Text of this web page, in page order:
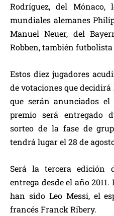
Rodríguez, del Mónaco,
mundiales alemanes
Manuel Neuer, del
Robben, también
Estos diez jugadores
de votaciones que
que serán anunciados
premio será entregado
sorteo de la fase de
tendrá lugar el 28 de
Será la tercera edición
entrega desde el año
han sido Leo Messi, el
francés Franck Ribery.